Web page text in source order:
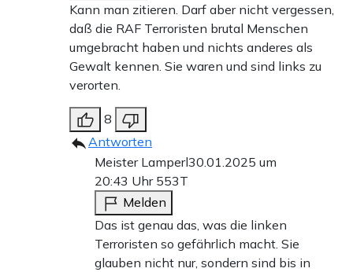
Kann man zitieren. Darf aber nicht vergessen,
daß die RAF Terroristen brutal Menschen
umgebracht haben und nichts anderes als
Gewalt kennen. Sie waren und sind links zu
verorten.
8
Antworten
Meister Lamperl30.01.2025 um
20:43 Uhr 553T
Melden
Das ist genau das, was die linken
Terroristen so gefährlich macht. Sie
glauben nicht nur, sondern sind bis in